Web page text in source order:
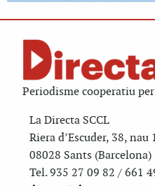
Periodisme cooperatiu
La Directa SCCL
Riera d’Escuder, 38, nau
08028 Sants (Barcelona)
Tel. 935 27 09 82 / 661